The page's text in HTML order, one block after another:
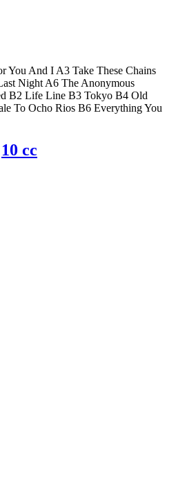
You And I A3 Take These Chains
Night A6 The Anonymous
B2 Life Line B3 Tokyo B4 Old
To Ocho Rios B6 Everything You
10 cc